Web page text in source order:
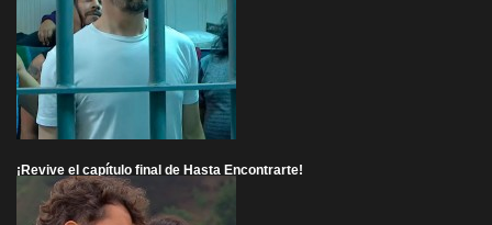
¡Revive el capítulo final de Hasta Encontrarte!